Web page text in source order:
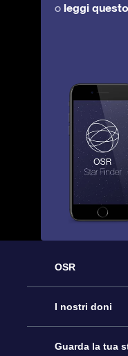
o leggi
OSR
Assistenza
Contattaci
I nostri doni
Online Star Gift
Guarda la tua